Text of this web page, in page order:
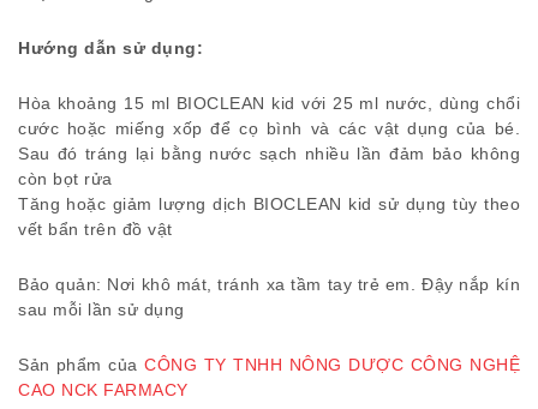
Hướng dẫn sử dụng:
Hòa khoảng 15 ml BIOCLEAN kid với 25 ml nước, dùng chổi
cước hoặc miếng xốp để cọ bình và các vật dụng của bé.
Sau đó tráng lại bằng nước sạch nhiều lần đảm bảo không
còn bọt rửa
Tăng hoặc giảm lượng dịch BIOCLEAN kid sử dụng tùy theo
vết bẩn trên đồ vật
Bảo quản: Nơi khô mát, tránh xa tầm tay trẻ em. Đậy nắp kín
sau mỗi lần sử dụng
Sản phẩm của CÔNG TY TNHH NÔNG DƯỢC CÔNG NGHỆ
CAO NCK FARMACY